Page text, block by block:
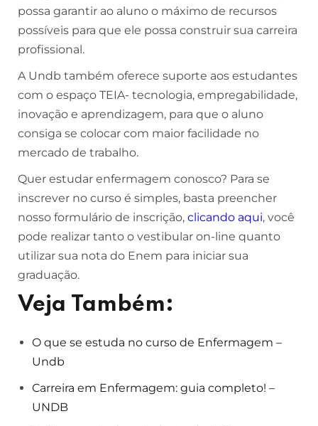
possa garantir ao aluno o máximo de recursos
possíveis para que ele possa construir sua carreira
profissional.
A Undb também oferece suporte aos estudantes
com o espaço TEIA- tecnologia, empregabilidade,
inovação e aprendizagem, para que o aluno
consiga se colocar com maior facilidade no
mercado de trabalho.
Quer estudar enfermagem conosco? Para se
inscrever no curso é simples, basta preencher
nosso formulário de inscrição, clicando aqui, você
pode realizar tanto o vestibular on-line quanto
utilizar sua nota do Enem para iniciar sua
graduação.
Veja Também:
O que se estuda no curso de Enfermagem –
Undb
Carreira em Enfermagem: guia completo! –
UNDB